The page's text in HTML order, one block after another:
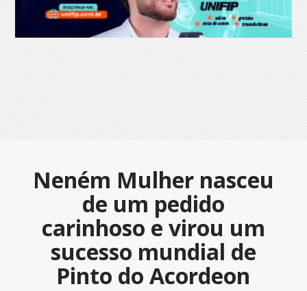
Neném Mulher nasceu
de um pedido
carinhoso e virou um
sucesso mundial de
Pinto do Acordeon